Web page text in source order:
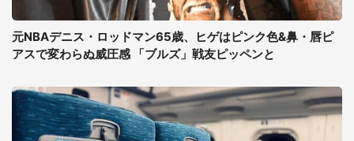
元NBAデニス・ロッドマン65歳、ヒゲはピンク色&鼻・唇ピ
アスで変わらぬ威圧感 「ブルズ」戦友ピッペンと